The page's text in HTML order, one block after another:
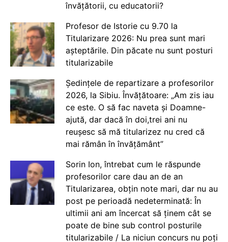
învățătorii, cu educatorii?
Profesor de Istorie cu 9.70 la
Titularizare 2026: Nu prea sunt mari
așteptările. Din păcate nu sunt posturi
titularizabile
Ședințele de repartizare a profesorilor
2026, la Sibiu. Învățătoare: „Am zis iau
ce este. O să fac naveta și Doamne-
ajută, dar dacă în doi,trei ani nu
reușesc să mă titularizez nu cred că
mai rămân în învățământ”
Sorin Ion, întrebat cum le răspunde
profesorilor care dau an de an
Titularizarea, obțin note mari, dar nu au
post pe perioadă nedeterminată: În
ultimii ani am încercat să ținem cât se
poate de bine sub control posturile
titularizabile / La niciun concurs nu poți